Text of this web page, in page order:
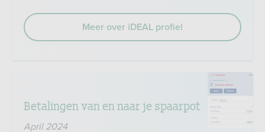
Meer over iDEAL profiel
Betalingen van en naar je spaarpot
April 2024